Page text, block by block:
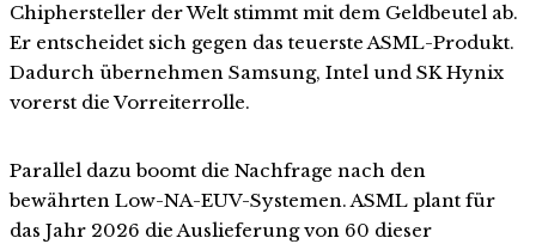
Chiphersteller der Welt stimmt mit dem Geldbeutel ab.
Er entscheidet sich gegen das teuerste ASML-Produkt.
Dadurch übernehmen Samsung, Intel und SK Hynix
vorerst die Vorreiterrolle.
Parallel dazu boomt die Nachfrage nach den
bewährten Low-NA-EUV-Systemen. ASML plant für
das Jahr 2026 die Auslieferung von 60 dieser